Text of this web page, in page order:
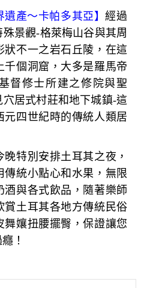
遺產～卡帕多其亞】經過
景觀-格萊梅山谷與其周
狀不一之岩石丘陵，在這
千個洞窟，大多是羅馬帝
督修士所建之修院與聖
居式村莊和地下城鎮-這
元四世紀時的傳統人類居
晚特別安排土耳其之夜，
傳統小點心和水果，無限
酒與各式飲品，隨著樂師
賞土耳其各地方傳統民俗
舞孃扭腰擺臀，保證讓您
！